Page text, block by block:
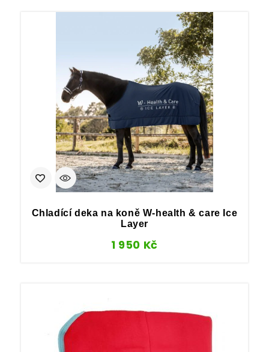
Chladící deka na koně W-health & care Ice
Layer
1 950 Kč